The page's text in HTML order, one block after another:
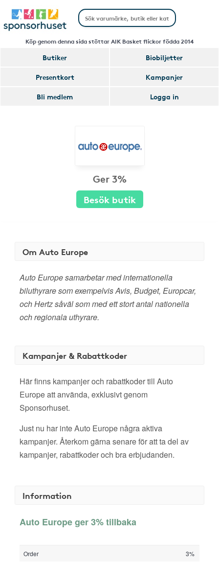
Köp genom denna sida stöttar AIK Basket flickor födda 2014
Butiker
Biobiljetter
Presentkort
Kampanjer
Bli medlem
Logga in
Ger 3%
Besök butik
Om Auto Europe
Auto Europe samarbetar med internationella
biluthyrare som exempelvis Avis, Budget, Europcar,
och Hertz såväl som med ett stort antal nationella
och regionala uthyrare.
Kampanjer & Rabattkoder
Här finns kampanjer och rabattkoder till Auto
Europe att använda, exklusivt genom
Sponsorhuset.
Just nu har inte Auto Europe några aktiva
kampanjer. Återkom gärna senare för att ta del av
kampanjer, rabattkoder och bra erbjudanden.
Information
Auto Europe ger 3% tillbaka
Order 3%